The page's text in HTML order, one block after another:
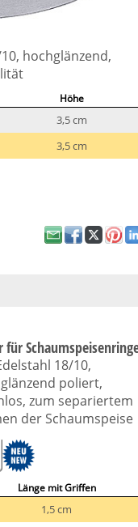
hochglänzend,
Höhe
3,5 cm
3,5 cm
für
18/10,
poliert,
zum separiertem
der Schaumspeise
Länge mit Griffen
1,5 cm